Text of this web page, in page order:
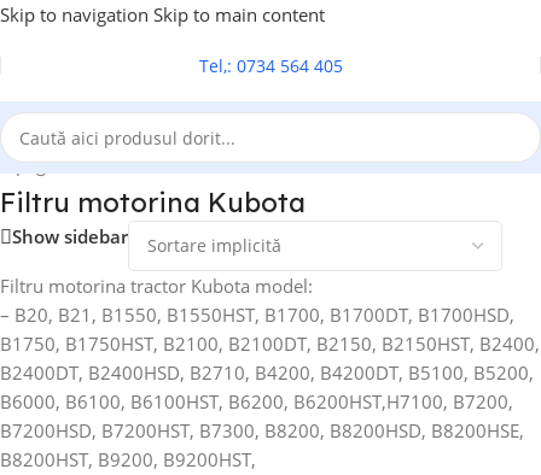
Skip to navigation Skip to main content
Tel,: 0734 564 405
pagină/Filtre tractoare/Filtru motorina/Filtru motorina Kubota
Filtru motorina Kubota
Show sidebar
Filtru motorina tractor Kubota model:
– B20, B21, B1550, B1550HST, B1700, B1700DT, B1700HSD,
B1750, B1750HST, B2100, B2100DT, B2150, B2150HST, B2400,
B2400DT, B2400HSD, B2710, B4200, B4200DT, B5100, B5200,
B6000, B6100, B6100HST, B6200, B6200HST,H7100, B7200,
B7200HSD, B7200HST, B7300, B8200, B8200HSD, B8200HSE,
B8200HST, B9200, B9200HST,